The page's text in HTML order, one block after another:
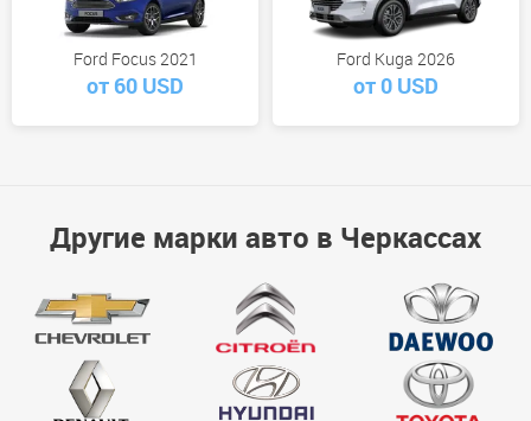
Ford Focus 2021
от 60 USD
Ford Kuga 2026
от 0 USD
Другие марки авто в Черкассах